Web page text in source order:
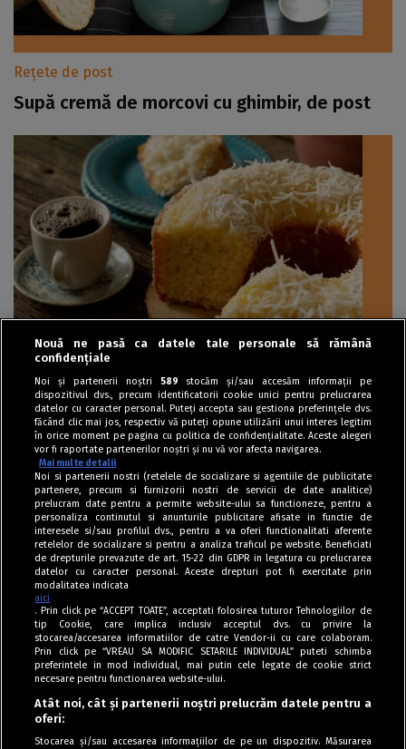
Rețete de post
Supă cremă de morcovi cu ghimbir, de post
Dulciuri
Bolo Tapioca de Coco – Tort brazilian
Tag index
Program Antena 1
Nouă ne pasă ca datele tale personale să rămână
confidențiale
Noi și partenerii noștri 589 stocăm și/sau accesăm informații pe
dispozitivul dvs., precum identificatorii cookie unici pentru prelucrarea
datelor cu caracter personal. Puteți accepta sau gestiona preferințele dvs.
făcând clic mai jos, respectiv vă puteți opune utilizării unui interes legitim
în orice moment pe pagina cu politica de confidențialitate. Aceste alegeri
vor fi raportate partenerilor noștri și nu vă vor afecta navigarea.
Mai multe detalii
Noi si partenerii nostri (retelele de socializare si agentiile de publicitate
partenere, precum si furnizorii nostri de servicii de date analitice)
prelucram date pentru a permite website-ului sa functioneze, pentru a
personaliza continutul si anunturile publicitare afisate in functie de
interesele si/sau profilul dvs., pentru a va oferi functionalitati aferente
retelelor de socializare si pentru a analiza traficul pe website. Beneficiati
de drepturile prevazute de art. 15-22 din GDPR in legatura cu prelucrarea
datelor cu caracter personal. Aceste drepturi pot fi exercitate prin
modalitatea indicata
aici
. Prin click pe “ACCEPT TOATE”, acceptati folosirea tuturor Tehnologiilor de
tip Cookie, care implica inclusiv acceptul dvs. cu privire la
stocarea/accesarea informatiilor de catre Vendor-ii cu care colaboram.
Prin click pe “VREAU SA MODIFIC SETARILE INDIVIDUAL” puteti schimba
preferintele in mod individual, mai putin cele legate de cookie strict
necesare pentru functionarea website-ului.
Atât noi, cât și partenerii noștri prelucrăm datele pentru a
oferi:
Stocarea și/sau accesarea informațiilor de pe un dispozitiv. Măsurarea